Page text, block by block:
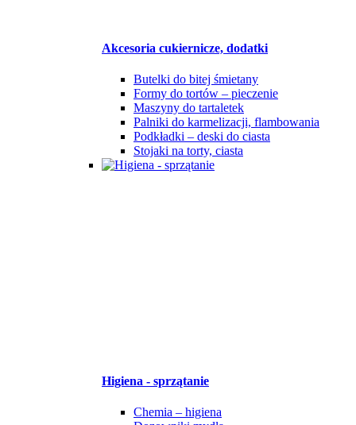
Akcesoria cukiernicze, dodatki
Butelki do bitej śmietany
Formy do tortów – pieczenie
Maszyny do tartaletek
Palniki do karmelizacji, flambowania
Podkładki – deski do ciasta
Stojaki na torty, ciasta
Higiena - sprzątanie
Chemia – higiena